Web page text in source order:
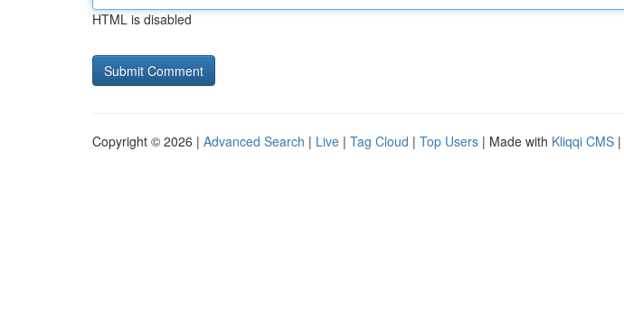
HTML is disabled
Copyright © 2026 | Advanced Search | Live | Tag Cloud | Top Users | Made with Kliqqi CMS |